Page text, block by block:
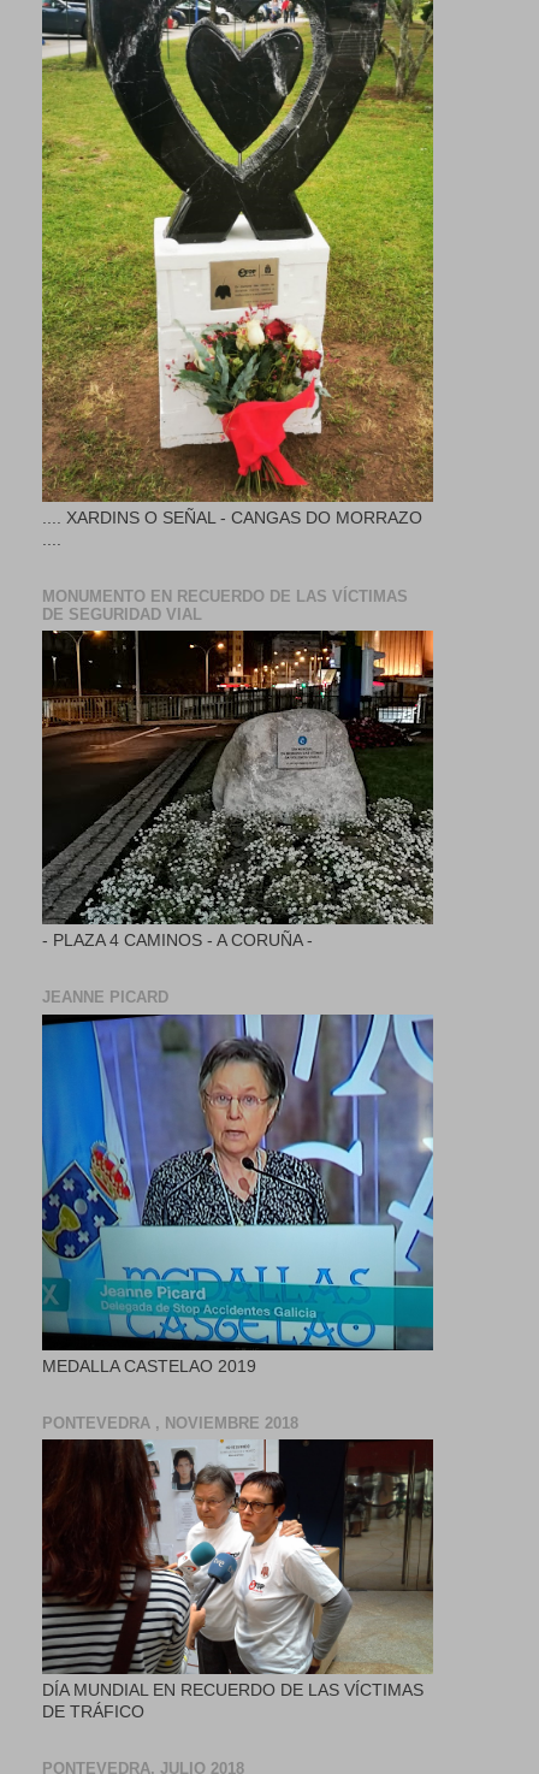
.... XARDINS O SEÑAL - CANGAS DO MORRAZO
MONUMENTO EN RECUERDO DE LAS VÍCTIMAS
DE SEGURIDAD VIAL
- PLAZA 4 CAMINOS - A CORUÑA -
JEANNE PICARD
MEDALLA CASTELAO 2019
PONTEVEDRA , NOVIEMBRE 2018
DÍA MUNDIAL EN RECUERDO DE LAS VÍCTIMAS
DE TRÁFICO
PONTEVEDRA, JULIO 2018